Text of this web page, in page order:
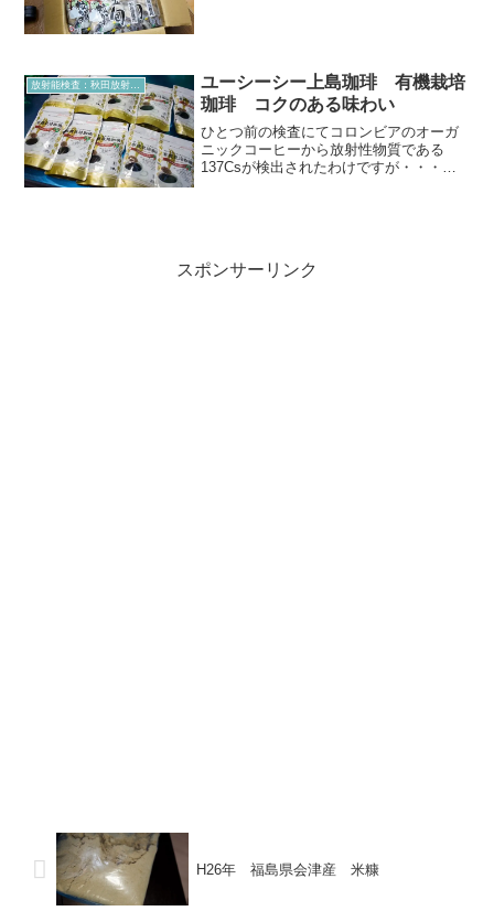
放射能検査：秋田放射能測定室より
ユーシーシー上島珈琲 有機栽培
珈琲 コクのある味わい
ひとつ前の検査にてコロンビアのオーガ
ニックコーヒーから放射性物質である
137Csが検出されたわけですが・・・引
スポンサーリンク
H26年 福島県会津産 米糠